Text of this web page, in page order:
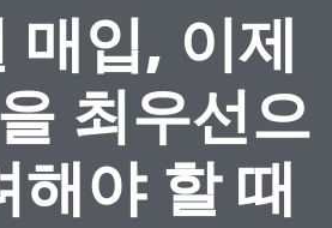
매입, 이제
최우선으
해야 할 때